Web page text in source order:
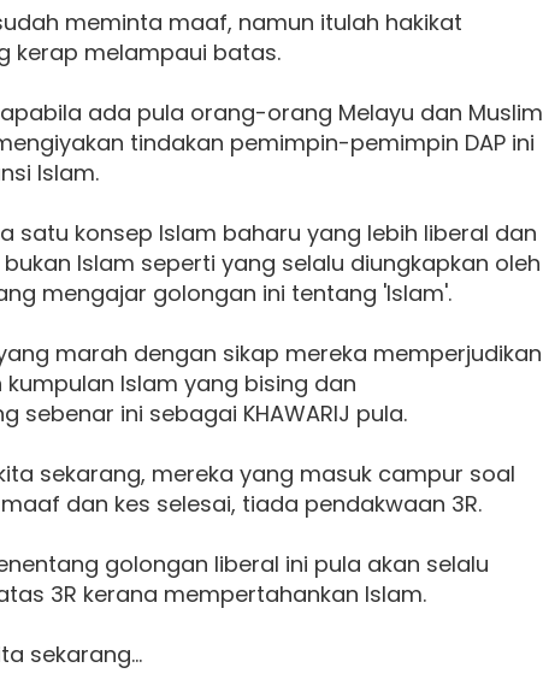
meminta maaf, namun itulah hakikat
kerap melampaui batas.
ada pula orang-orang Melayu dan Muslim
tindakan pemimpin-pemimpin DAP ini
Islam.
satu konsep Islam baharu yang lebih liberal dan
Islam seperti yang selalu diungkapkan oleh
mengajar golongan ini tentang 'Islam'.
marah dengan sikap mereka memperjudikan
Islam yang bising dan
sebenar ini sebagai KHAWARIJ pula.
sekarang, mereka yang masuk campur soal
dan kes selesai, tiada pendakwaan 3R.
golongan liberal ini pula akan selalu
3R kerana mempertahankan Islam.
sekarang...